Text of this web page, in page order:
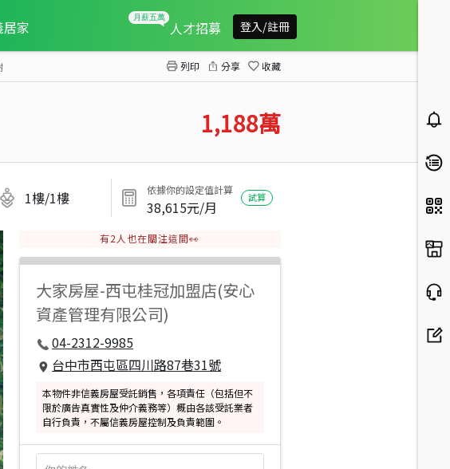
居家 人才招募 登入/註冊
列印 分享 收藏
1,188萬
1樓/1樓 依據你的設定值計算
38,615元/月
試算
有2 人也在關注這間👀
大家房屋-西屯桂冠加盟店(安心
資產管理有限公司)
04-2312-9985
台中市西屯區四川路87巷31號
本物件非信義房屋受託銷售，各項責任（包括但不
限於廣告真實性及仲介義務等）概由各該受託業者
自行負責，不屬信義房屋控制及負責範圍。